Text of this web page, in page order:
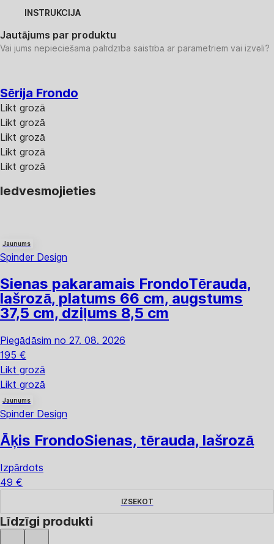
INSTRUKCIJA
Jautājums par produktu
Vai jums nepieciešama palīdzība saistībā ar parametriem vai izvēli?
Sērija Frondo
Likt grozā
Likt grozā
Likt grozā
Likt grozā
Likt grozā
Iedvesmojieties
Jaunums
Spinder Design
Sienas pakaramais FrondoTērauda,
lašrozā, platums 66 cm, augstums
37,5 cm, dziļums 8,5 cm
Piegādāsim no 27. 08. 2026
195 €
Likt grozā
Likt grozā
Jaunums
Spinder Design
Āķis FrondoSienas, tērauda, lašrozā
Izpārdots
49 €
IZSEKOT
Līdzīgi produkti